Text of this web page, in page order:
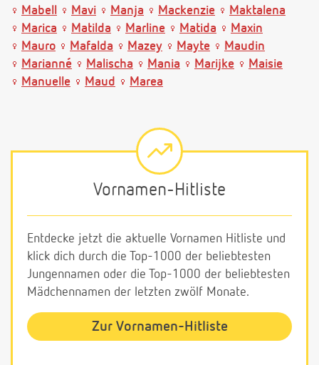
Mabell
Mavi Manja Mackenzie
Maktalena
Marica
Matilda Marline Matida
Maxin
Mauro
Mafalda Mazey Mayte
Maudin
Marianné
Malischa Mania Marijke
Maisie
Manuelle
Maud Marea
Vornamen-Hitliste
Entdecke jetzt die aktuelle Vornamen Hitliste und
klick dich durch die Top-1000 der beliebtesten
Jungennamen oder die Top-1000 der beliebtesten
Mädchennamen der letzten zwölf Monate.
Zur Vornamen-Hitliste